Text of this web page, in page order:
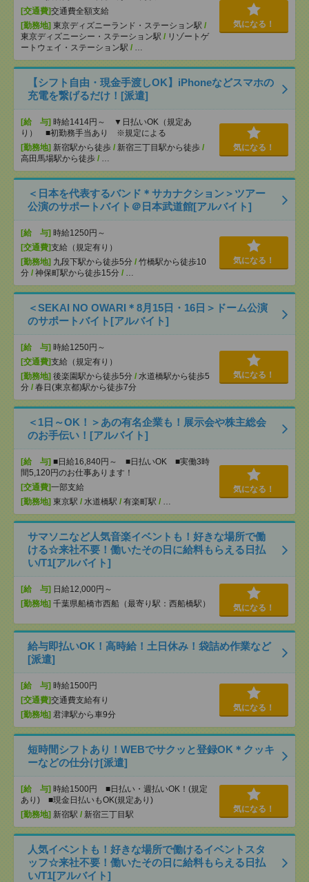
[交通費]交通費全額支給
[勤務地] 東京ディズニーランド・ステーション駅 /
東京ディズニーシー・ステーション駅 / リゾートゲ
ートウェイ・ステーション駅 / …
気になる！
【シフト自由・現金手渡しOK】iPhoneなどスマホの
充電を繋げるだけ！[派遣]
[給 与] 時給1414円～ ▼日払いOK（規定あ
り） ■初勤務手当あり ※規定による
[勤務地] 新宿駅から徒歩 / 新宿三丁目駅から徒歩 /
高田馬場駅から徒歩 / …
気になる！
＜日本を代表するバンド＊サカナクション＞ツアー
公演のサポートバイト＠日本武道館[アルバイト]
[給 与] 時給1250円～
[交通費]支給（規定有り）
[勤務地] 九段下駅から徒歩5分 / 竹橋駅から徒歩10
分 / 神保町駅から徒歩15分 / …
気になる！
＜SEKAI NO OWARI＊8月15日・16日＞ドーム公演
のサポートバイト[アルバイト]
[給 与] 時給1250円～
[交通費]支給（規定有り）
[勤務地] 後楽園駅から徒歩5分 / 水道橋駅から徒歩5
分 / 春日(東京都)駅から徒歩7分
気になる！
＜1日～OK！＞あの有名企業も！展示会や株主総会
のお手伝い！[アルバイト]
[給 与] ■日給16,840円～ ■日払いOK ■実働3時
間5,120円のお仕事あります！
[交通費]一部支給
[勤務地] 東京駅 / 水道橋駅 / 有楽町駅 / …
気になる！
サマソニなど人気音楽イベントも！好きな場所で働
ける☆来社不要！働いたその日に給料もらえる日払
い/T1[アルバイト]
[給 与] 日給12,000円～
[勤務地] 千葉県船橋市西船（最寄り駅：西船橋駅） 気になる！
給与即払いOK！高時給！土日休み！袋詰め作業など
[派遣]
[給 与] 時給1500円
[交通費]交通費支給有り
[勤務地] 君津駅から車9分
気になる！
短時間シフトあり！WEBでサクッと登録OK＊クッキ
ーなどの仕分け[派遣]
[給 与] 時給1500円 ■日払い・週払いOK！(規定
あり) ■現金日払いもOK(規定あり)
[勤務地] 新宿駅 / 新宿三丁目駅
気になる！
人気イベントも！好きな場所で働けるイベントスタ
ッフ☆来社不要！働いたその日に給料もらえる日払
い/T1[アルバイト]